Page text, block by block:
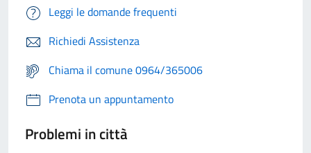
Leggi le domande frequenti
Richiedi Assistenza
Chiama il comune 0964/365006
Prenota un appuntamento
Problemi in città